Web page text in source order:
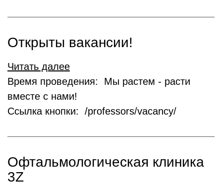
Открыты вакансии!
Читать далее
Время проведения: Мы растем - расти
вместе с нами!
Ссылка кнопки: /professors/vacancy/
Офтальмологическая клиника
3Z